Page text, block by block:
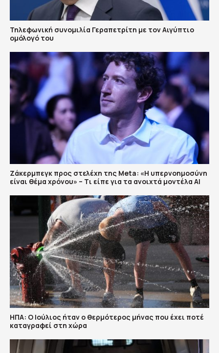
Τηλεφωνική συνομιλία Γεραπετρίτη με τον Αιγύπτιο
ομόλογό του
Ζάκερμπεγκ προς στελέχη της Μeta: «Η υπερνοημοσύνη
είναι θέμα χρόνου» – Tι είπε για τα ανοιχτά μοντέλα ΑΙ
ΗΠΑ: Ο Ιούλιος ήταν ο θερμότερος μήνας που έχει ποτέ
καταγραφεί στη χώρα